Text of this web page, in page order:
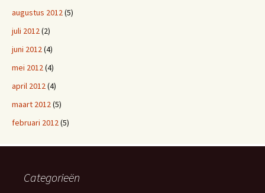
augustus 2012(5)
juli 2012(2)
juni 2012(4)
mei 2012(4)
april 2012(4)
maart 2012(5)
februari 2012(5)
Categorieën